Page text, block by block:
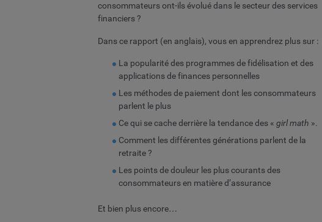
consommateurs ont-ils évolué dans le secteur des services
financiers ?
Dans ce rapport (en anglais), vous en apprendrez plus sur :
La popularité des programmes de fidélisation et des
applications de finances personnelles
Les méthodes de paiement dont les consommateurs
parlent le plus
Ce qui se cache derrière la tendance des «girl math ».
Comment les différentes générations parlent de la
retraite ?
Les points de douleur les plus courants des
consommateurs en matière d’assurance
Et bien plus encore…